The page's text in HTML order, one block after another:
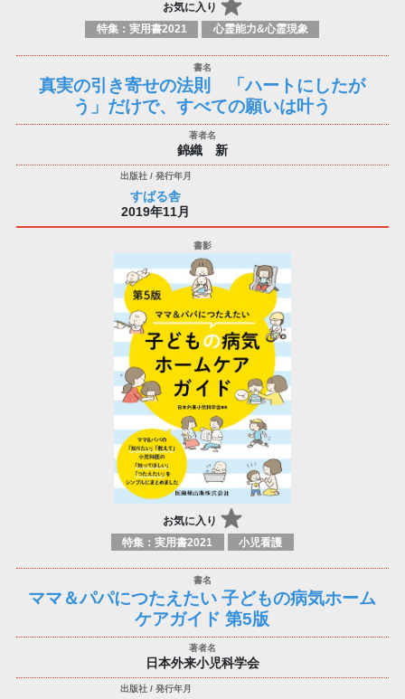
お気に入り
特集：実用書2021 心霊能力&心霊現象
真実の引き寄せの法則 「ハートにしたが
う」だけで、すべての願いは叶う
錦織 新
すばる舎
2019年11月
お気に入り
特集：実用書2021 小児看護
ママ＆パパにつたえたい 子どもの病気ホーム
ケアガイド 第5版
日本外来小児科学会